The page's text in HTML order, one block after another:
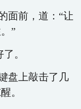
面前，道：“让
”
。
盘上敲击了几
。